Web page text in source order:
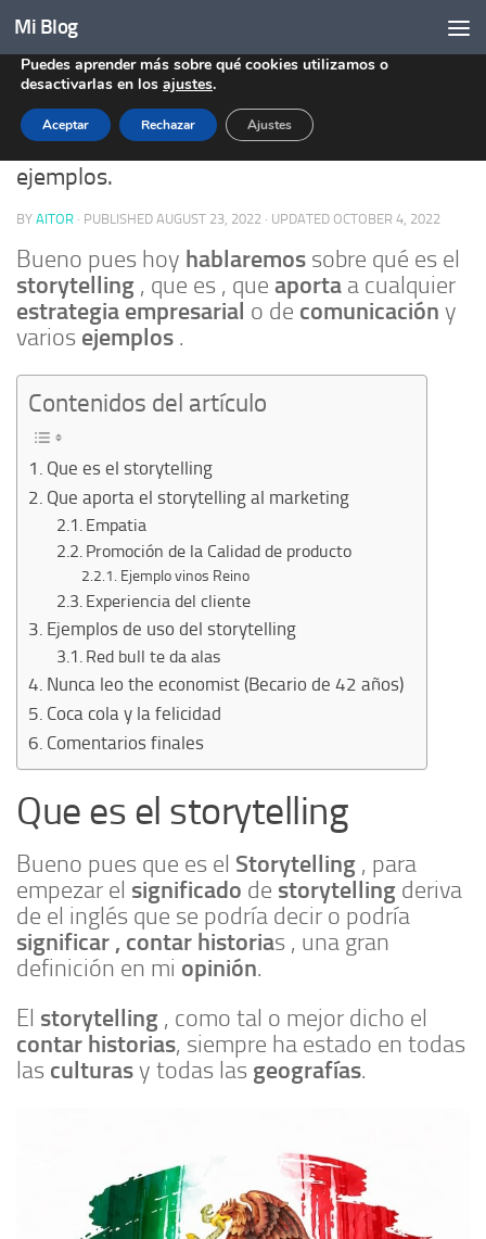
Skip to content
Mi Blog
EMPRESA / MARKETING
Que es el storytelling , que aporta , y varios
ejemplos.
BY AITOR · PUBLISHED AUGUST 23, 2022 · UPDATED OCTOBER 4, 2022
Bueno pues hoy hablaremos sobre qué es el
storytelling , que es , que aporta a cualquier
estrategia empresarial o de comunicación y
varios ejemplos .
Contenidos del artículo
Que es el storytelling
Que aporta el storytelling al marketing
Empatia
Promoción de la Calidad de producto
Ejemplo vinos Reino
Experiencia del cliente
Ejemplos de uso del storytelling
Red bull te da alas
Nunca leo the economist (Becario de 42 años)
Coca cola y la felicidad
Comentarios finales
Que es el storytelling
Bueno pues que es el Storytelling , para
empezar el significado de storytelling deriva
de el inglés que se podría decir o podría
significar , contar historias , una gran
definición en mi opinión.
El storytelling , como tal o mejor dicho el
contar historias, siempre ha estado en todas
las culturasy todas las geografías.
Utilizamos cookies (Analíticas) para ofrecerte la mejor
experiencia en nuestra web.
Puedes aprender más sobre qué cookies utilizamos o
desactivarlas en los ajustes.
Aceptar Rechazar Ajustes